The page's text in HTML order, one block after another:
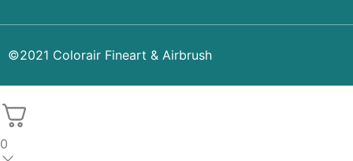
©2021 Colorair Fineart & Airbrush
0